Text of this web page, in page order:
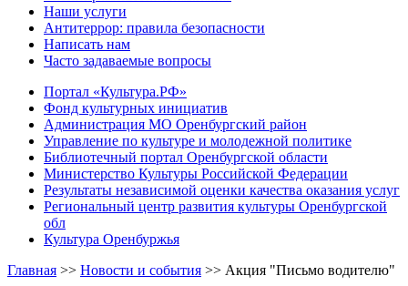
Наши услуги
Антитеррор: правила безопасности
Написать нам
Часто задаваемые вопросы
Портал «Культура.РФ»
Фонд культурных инициатив
Администрация МО Оренбургский район
Управление по культуре и молодежной политике
Библиотечный портал Оренбургской области
Министерство Культуры Российской Федерации
Результаты независимой оценки качества оказания услуг
Региональный центр развития культуры Оренбургской
обл
Культура Оренбуржья
Главная >> Новости и события >> Акция "Письмо водителю"